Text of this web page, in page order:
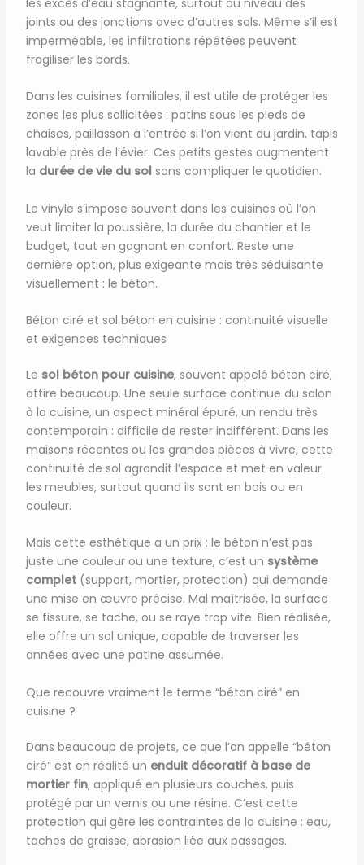
joints ou des jonctions avec d’autres sols. Même s’il est
imperméable, les infiltrations répétées peuvent
fragiliser les bords.
Dans les cuisines familiales, il est utile de protéger les
zones les plus sollicitées : patins sous les pieds de
chaises, paillasson à l’entrée si l’on vient du jardin, tapis
lavable près de l’évier. Ces petits gestes augmentent
la durée de vie du solsans compliquer le quotidien.
Le vinyle s’impose souvent dans les cuisines où l’on
veut limiter la poussière, la durée du chantier et le
budget, tout en gagnant en confort. Reste une
dernière option, plus exigeante mais très séduisante
visuellement : le béton.
Béton ciré et sol béton en cuisine : continuité visuelle
et exigences techniques
Le sol béton pour cuisine, souvent appelé béton ciré,
attire beaucoup. Une seule surface continue du salon
à la cuisine, un aspect minéral épuré, un rendu très
contemporain : difficile de rester indifférent. Dans les
maisons récentes ou les grandes pièces à vivre, cette
continuité de sol agrandit l’espace et met en valeur
les meubles, surtout quand ils sont en bois ou en
couleur.
Mais cette esthétique a un prix : le béton n’est pas
juste une couleur ou une texture, c’est un système
complet(support, mortier, protection) qui demande
une mise en œuvre précise. Mal maîtrisée, la surface
se fissure, se tache, ou se raye trop vite. Bien réalisée,
elle offre un sol unique, capable de traverser les
années avec une patine assumée.
Que recouvre vraiment le terme “béton ciré” en
cuisine ?
Dans beaucoup de projets, ce que l’on appelle “béton
ciré” est en réalité un enduit décoratif à base de
mortier fin, appliqué en plusieurs couches, puis
protégé par un vernis ou une résine. C’est cette
protection qui gère les contraintes de la cuisine : eau,
taches de graisse, abrasion liée aux passages.